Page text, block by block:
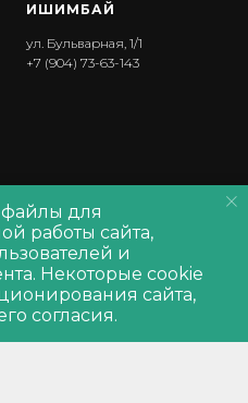
stock
ИШИМБА Й
ул. Бульварная, 1/1
+7 (904) 73-63-143
данных
данных
право изменять характеристики
без предварительного
для
работы сайта,
и
Некоторые cookie
сайта,
согласия.